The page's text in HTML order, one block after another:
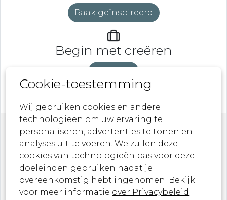
Raak geïnspireerd
Begin met creëren
Nieuwsbrief
Laat je inspireren door onze nieuwste
ontwerpen, kunstwerken en aankomende
evenementen!
Cookie-toestemming
Wij gebruiken cookies en andere
technologieën om uw ervaring te
personaliseren, advertenties te tonen en
analyses uit te voeren. We zullen deze
cookies van technologieën pas voor deze
doeleinden gebruiken nadat je
overeenkomstig hebt ingenomen. Bekijk
voor meer informatie over Privacybeleid